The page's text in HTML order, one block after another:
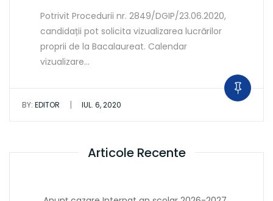
Potrivit Procedurii nr. 2849/DGIP/23.06.2020,
candidații pot solicita vizualizarea lucrărilor
proprii de la Bacalaureat. Calendar
vizualizare…
BY: EDITOR | IUL. 6, 2020
Articole Recente